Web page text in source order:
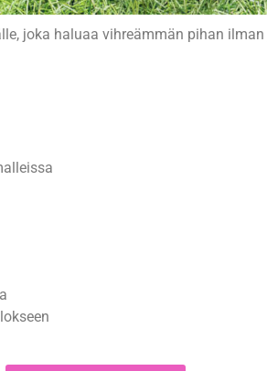
joka haluaa vihreämmän pihan